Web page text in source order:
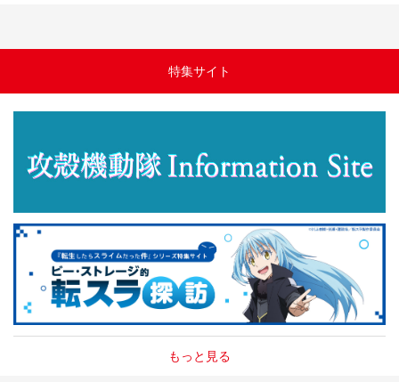
特集サイト
もっと見る